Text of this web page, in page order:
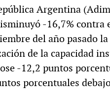
Argentina
-16,7% contra
del año pasado
de la capacidad
-12,2 puntos
porcentuales